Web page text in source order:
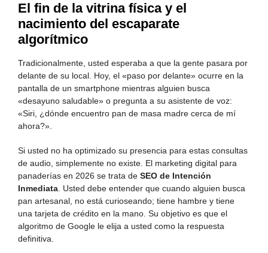
El fin de la vitrina física y el
nacimiento del escaparate
algorítmico
Tradicionalmente, usted esperaba a que la gente pasara por
delante de su local. Hoy, el «paso por delante» ocurre en la
pantalla de un smartphone mientras alguien busca
«desayuno saludable» o pregunta a su asistente de voz:
«Siri, ¿dónde encuentro pan de masa madre cerca de mí
ahora?».
Si usted no ha optimizado su presencia para estas consultas
de audio, simplemente no existe. El marketing digital para
panaderías en 2026 se trata de SEO de Intención
Inmediata . Usted debe entender que cuando alguien busca
pan artesanal, no está curioseando; tiene hambre y tiene
una tarjeta de crédito en la mano. Su objetivo es que el
algoritmo de Google le elija a usted como la respuesta
definitiva.